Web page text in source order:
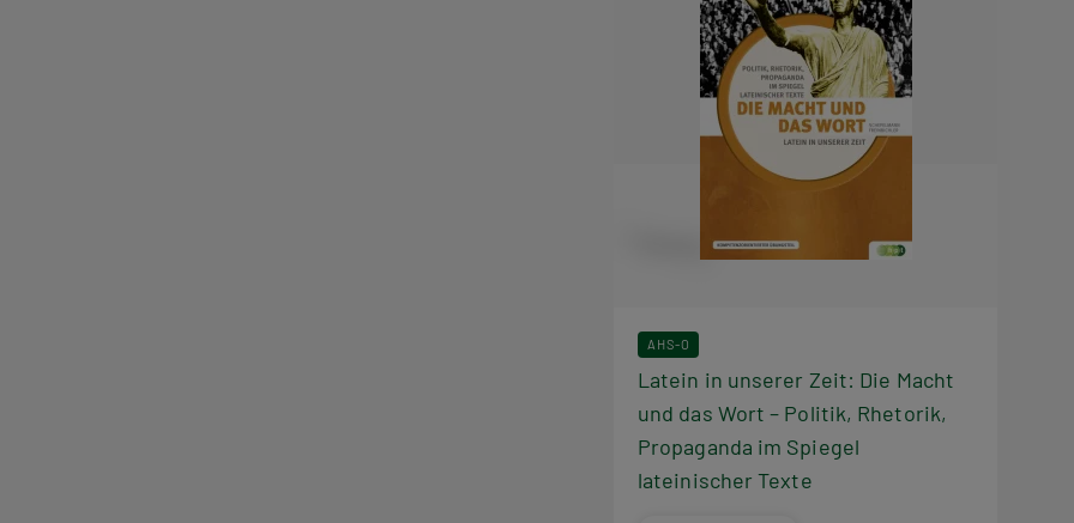
AHS-O
Latein in unserer Zeit: Die Macht
und das Wort – Politik, Rhetorik,
Propaganda im Spiegel
lateinischer Texte